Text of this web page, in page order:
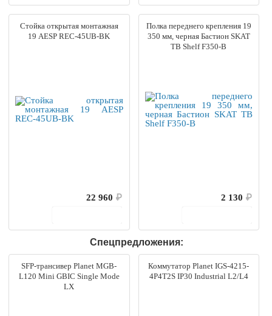
Стойка открытая монтажная
19 AESP REC-45UB-BK
22 960 ₽
Полка переднего крепления 19
350 мм, черная Бастион SKAT
TB Shelf F350-B
2 130 ₽
Спецпредложения:
SFP-трансивер Planet MGB-
L120 Mini GBIC Single Mode
LX
Коммутатор Planet IGS-4215-
4P4T2S IP30 Industrial L2/L4